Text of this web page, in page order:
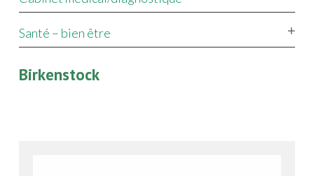
Santé – bien être
Birkenstock